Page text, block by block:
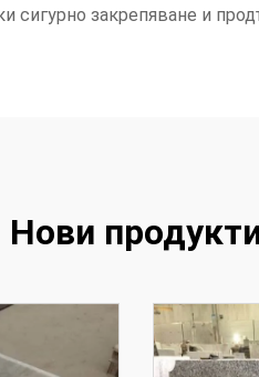
сигурно закрепяване и
Нови